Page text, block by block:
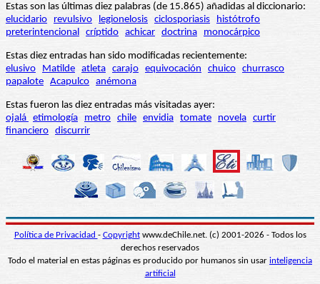
Estas son las últimas diez palabras (de 15.865) añadidas al diccionario:
elucidario
revulsivo legionelosis ciclosporiasis
histótrofo
preterintencional
críptido achicar doctrina monocárpico
Estas diez entradas han sido modificadas recientemente:
elusivo
Matilde atleta carajo equivocación chuico churrasco
papalote Acapulco anémona
Estas fueron las diez entradas más visitadas ayer:
ojalá etimología metro chile envidia tomate novela curtir
financiero discurrir
Política de Privacidad - Copyrightwww.deChile.net. (c) 2001-2026 - Todos los
derechos reservados
Todo el material en estas páginas es producido por humanos sin usar inteligencia
artificial